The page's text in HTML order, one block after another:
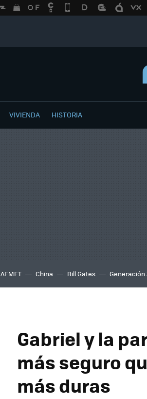
VIVIENDA HISTORIA
AEMET China Bill Gates Generación
Gabriel y la
más seguro
más duras